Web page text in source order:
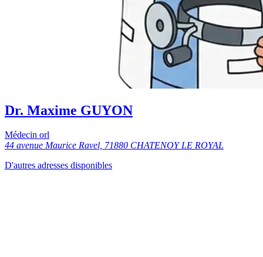
Dr. Maxime GUYON
Médecin orl
44 avenue Maurice Ravel, 71880 CHATENOY LE ROYAL
D'autres adresses disponibles